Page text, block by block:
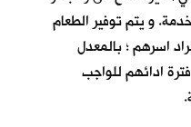
و يتم توفير الطعام
اسرهم ؛ بالمعدل
ادائهم للواجب